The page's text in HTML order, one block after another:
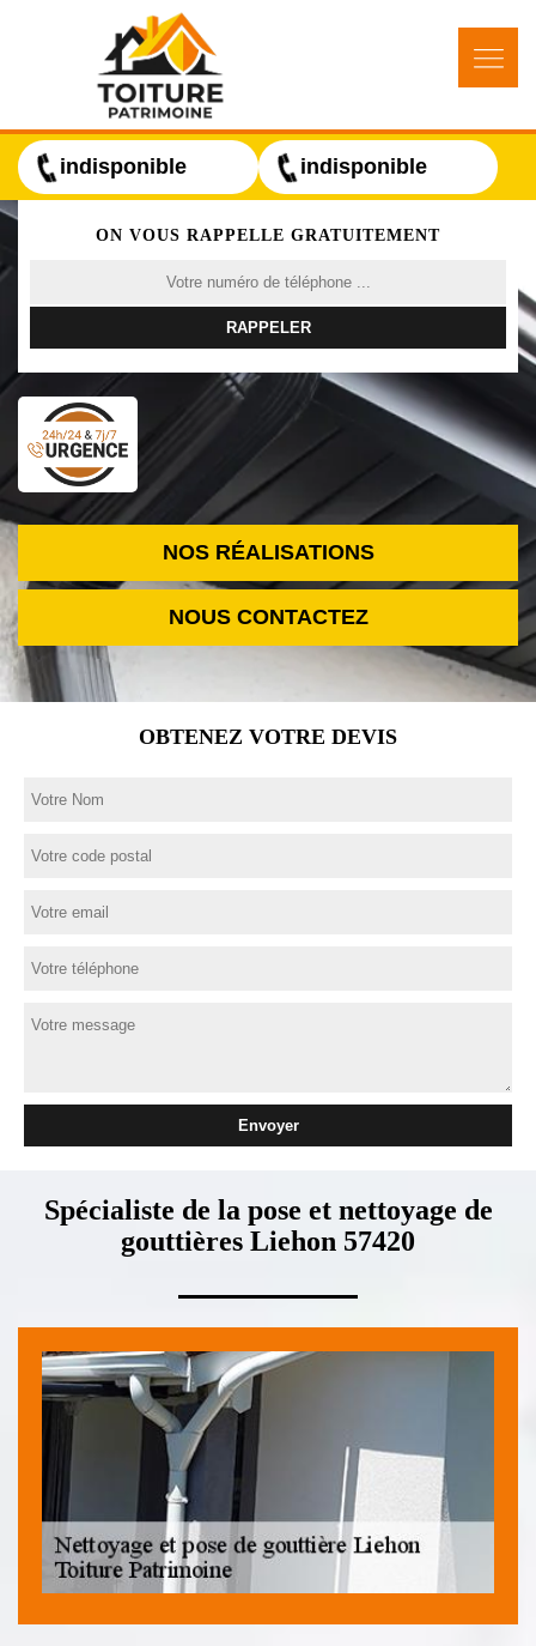
indisponible indisponible
ON VOUS RAPPELLE GRATUITEMENT
NOS RÉALISATIONS
NOUS CONTACTEZ
OBTENEZ VOTRE DEVIS
Spécialiste de la pose et nettoyage de
gouttières Liehon 57420